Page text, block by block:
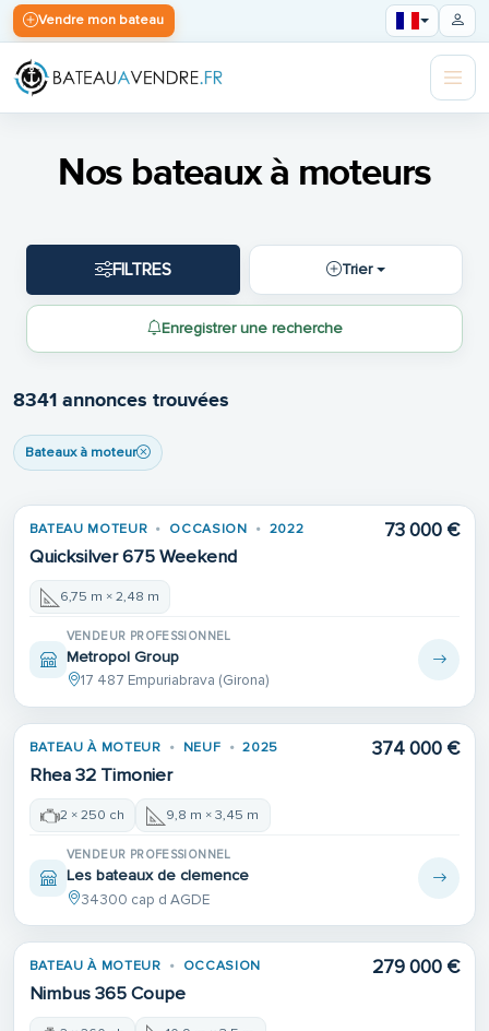
Vendre mon bateau
Nos bateaux à moteurs
FILTRES Trier
Enregistrer une recherche
8341 annonces trouvées
Bateaux à moteur
BATEAU MOTEUR OCCASION 2022
Quicksilver 675 Weekend
73 000 €
6,75 m × 2,48 m
VENDEUR PROFESSIONNEL
Metropol Group
17 487 Empuriabrava (Girona)
BATEAU À MOTEUR NEUF 2025
Rhea 32 Timonier
374 000 €
2 × 250 ch 9,8 m × 3,45 m
VENDEUR PROFESSIONNEL
Les bateaux de clemence
34300 cap d AGDE
BATEAU À MOTEUR OCCASION
Nimbus 365 Coupe
279 000 €